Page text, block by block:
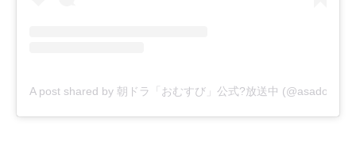
A post shared by 朝ドラ「おむすび」公式?放送中